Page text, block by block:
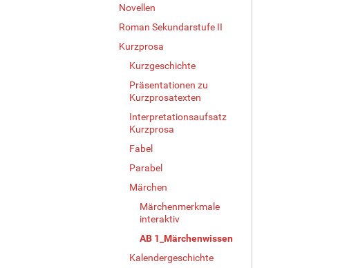
Novellen
Roman Sekundarstufe II
Kurzprosa
Kurzgeschichte
Präsentationen zu
Kurzprosatexten
Interpretationsaufsatz
Kurzprosa
Fabel
Parabel
Märchen
Märchenmerkmale
interaktiv
AB 1_Märchenwissen
Kalendergeschichte